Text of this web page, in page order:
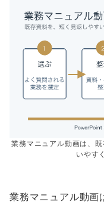
業務マニュアル動画は、
いやす
業務マニュアル動画